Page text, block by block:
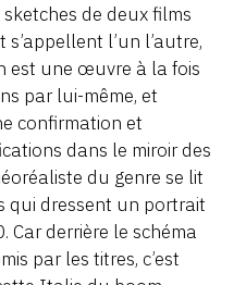
de deux films
l’un l’autre,
est une œuvre à la fois
par lui-même, et
confirmation et
dans le miroir des
du genre se lit
qui dressent un portrait
Car derrière le schéma
par les titres, c’est